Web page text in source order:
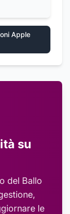
Apple
su
del Ballo
le